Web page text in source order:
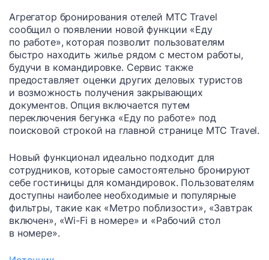
Агрегатор бронирования отелей МТС Travel
сообщил о появлении новой функции «Еду
по работе», которая позволит пользователям
быстро находить жилье рядом с местом работы,
будучи в командировке. Сервис также
предоставляет оценки других деловых туристов
и возможность получения закрывающих
документов. Опция включается путем
переключения бегунка «Еду по работе» под
поисковой строкой на главной странице МТС Travel.
Новый функционал идеально подходит для
сотрудников, которые самостоятельно бронируют
себе гостиницы для командировок. Пользователям
доступны наиболее необходимые и популярные
фильтры, такие как «Метро поблизости», «Завтрак
включен», «Wi-Fi в номере» и «Рабочий стол
в номере».